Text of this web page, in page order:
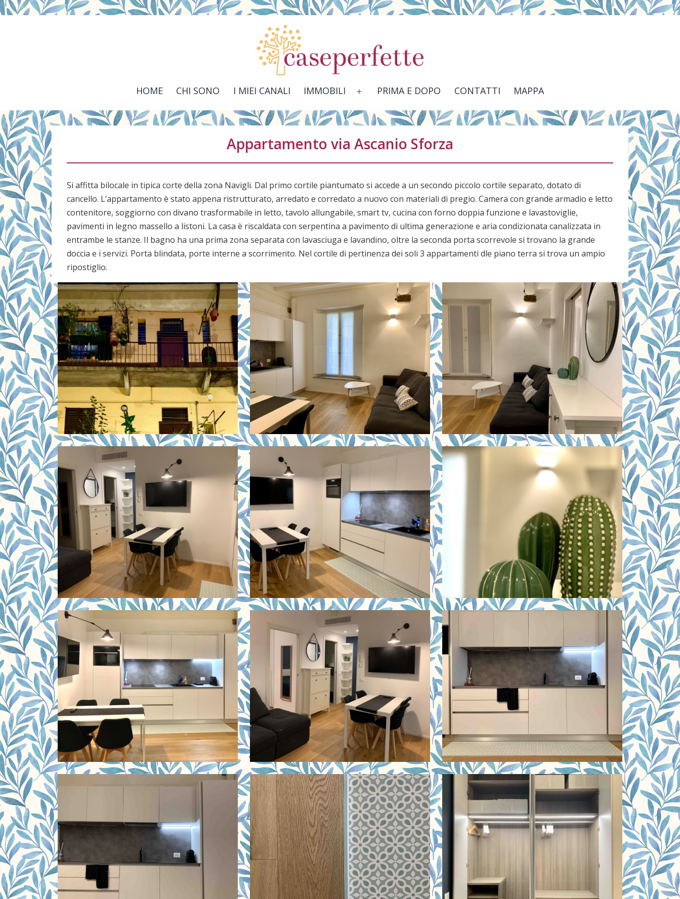
HOME CHI SONO I MIEI CANALI IMMOBILI
Apri
menu
PRIMA E DOPO CONTATTI MAPPA
Appartamento via Ascanio Sforza
Si affitta bilocale in tipica corte della zona Navigli. Dal primo cortile piantumato si accede a un secondo piccolo cortile separato, dotato di
cancello. L’appartamento è stato appena ristrutturato, arredato e corredato a nuovo con materiali di pregio. Camera con grande armadio e letto
contenitore, soggiorno con divano trasformabile in letto, tavolo allungabile, smart tv, cucina con forno doppia funzione e lavastoviglie,
pavimenti in legno massello a listoni. La casa è riscaldata con serpentina a pavimento di ultima generazione e aria condizionata canalizzata in
entrambe le stanze. Il bagno ha una prima zona separata con lavasciuga e lavandino, oltre la seconda porta scorrevole si trovano la grande
doccia e i servizi. Porta blindata, porte interne a scorrimento. Nel cortile di pertinenza dei soli 3 appartamenti dle piano terra si trova un ampio
ripostiglio.